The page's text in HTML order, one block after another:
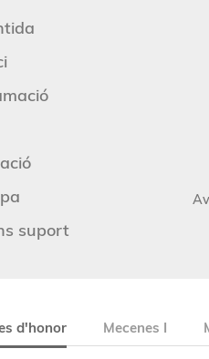
suport
d'honor Mecenes I